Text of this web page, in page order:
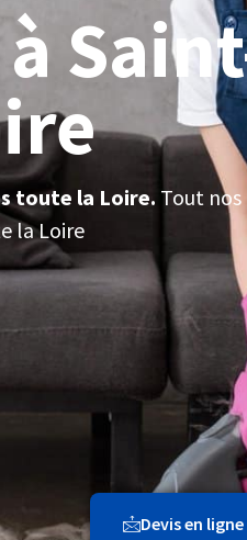
toute la Loire. Tout
la Loire
Devis en ligne